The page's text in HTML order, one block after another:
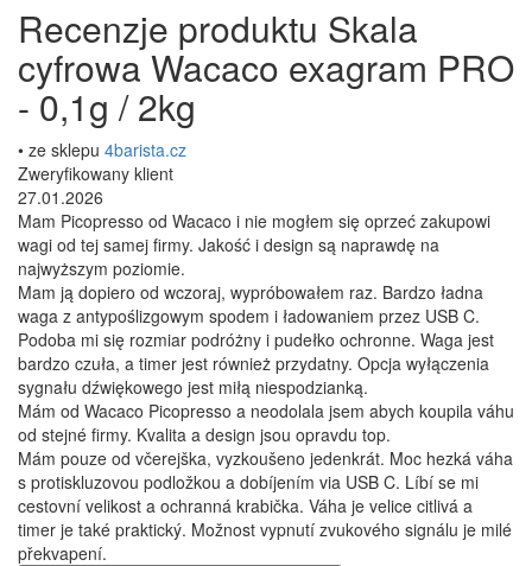
Recenzje produktu Skala
cyfrowa Wacaco exagram PRO
- 0,1g / 2kg
• ze sklepu 4barista.cz
Zweryfikowany klient
27.01.2026
Mam Picopresso od Wacaco i nie mogłem się oprzeć zakupowi
wagi od tej samej firmy. Jakość i design są naprawdę na
najwyższym poziomie.
Mam ją dopiero od wczoraj, wypróbowałem raz. Bardzo ładna
waga z antypoślizgowym spodem i ładowaniem przez USB C.
Podoba mi się rozmiar podróżny i pudełko ochronne. Waga jest
bardzo czuła, a timer jest również przydatny. Opcja wyłączenia
sygnału dźwiękowego jest miłą niespodzianką.
Mám od Wacaco Picopresso a neodolala jsem abych koupila váhu
od stejné firmy. Kvalita a design jsou opravdu top.
Mám pouze od včerejška, vyzkoušeno jedenkrát. Moc hezká váha
s protiskluzovou podložkou a dobíjením via USB C. Líbí se mi
cestovní velikost a ochranná krabička. Váha je velice citlivá a
timer je také praktický. Možnost vypnutí zvukového signálu je milé
překvapení.